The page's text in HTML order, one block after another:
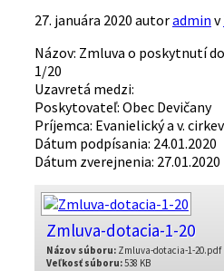
27. januára 2020 autoradmin v
Názov: Zmluva o poskytnutí
1/20
Uzavretá medzi:
Poskytovateľ: Obec Devičany
Príjemca: Evanielický a v.
Dátum podpísania: 24.01.2020
Dátum zverejnenia: 27.01.2020
Zmluva-dotacia-1-20
Názov súboru: Zmluva-dotacia-1-20.pdf
Veľkosť súboru:538 KB